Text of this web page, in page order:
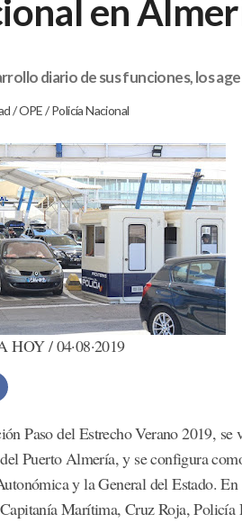
en
diario de sus funciones, los
/OPE/Policía Nacional
/ 04·08·2019
Paso del Estrecho Verano 2019,
Puerto Almería, y se configura
y la General del Estado.
Marítima, Cruz Roja, Policía